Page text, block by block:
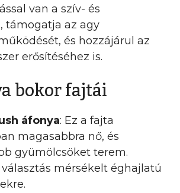
van a szív- és
támogatja az agy
és hozzájárul az
erősítéséhez is.
bokor fajtái
áfonya: Ez a fajta
magasabbra nő, és
gyümölcsöket terem.
választás mérsékelt éghajlatú